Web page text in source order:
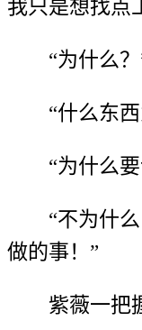
我只是想找点
“为什么？
“什么东
“为什么
“不为什
做的事！”
紫薇一把